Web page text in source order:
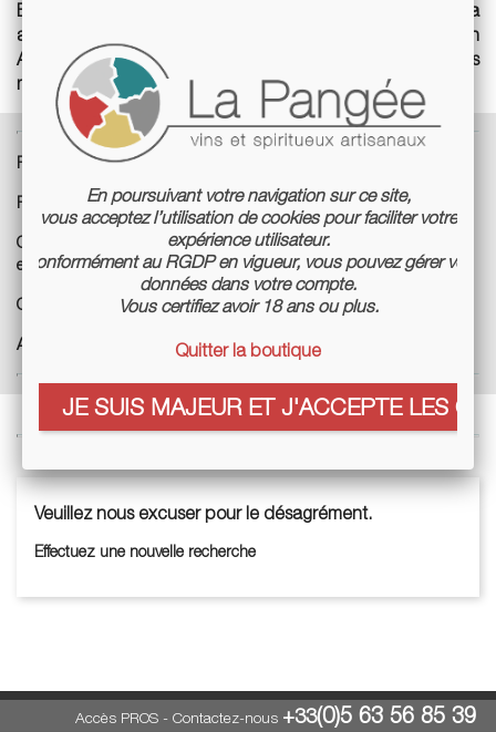
En 2009, assoiffé par 3 ans de sécheresse, Loïc Roure a
ajouté à son domaine une strucure de négoce, En
Attendant La Pluie. L’équipe et le traitement sont les
mêmes, et le raisin bien entendu bio également.
Pays : France
Région : Roussillon
Cépages :
Macabeu, Carignan Gris, Grenache gris, Grenache blanc
et Carignan blanc, Carignan noir, Grenache noir, Syrah
Cuves : Fibre, Barriques
Agriculture :
Veuillez nous excuser pour le désagrément.
Effectuez une nouvelle recherche
Accès PROS- Contactez-nous +33(0)5 63 56 85 39
En poursuivant votre navigation sur ce site,
vous acceptez l’utilisation de cookies pour faciliter votre
expérience utilisateur.
Conformément au RGDP en vigueur, vous pouvez gérer vos
données dans votre compte.
Vous certifiez avoir 18 ans ou plus.
Quitter la boutique
JE SUIS MAJEUR ET J'ACCEPTE LES